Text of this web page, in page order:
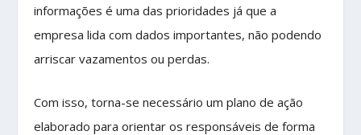
informações é uma das prioridades já que a
empresa lida com dados importantes, não podendo
arriscar vazamentos ou perdas.
Com isso, torna-se necessário um plano de ação
elaborado para orientar os responsáveis de forma